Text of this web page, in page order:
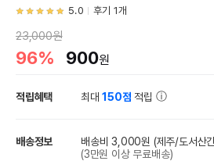
5.0 후기 1개
23,000원
96% 900원
적립혜택 최대150점 적립
배송정보 배송비 3,000원 (제주/도서산
(3만원 이상 무료배송)